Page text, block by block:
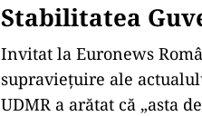
Stabilitatea
Invitat la Euronews Rom
supraviețuire ale
UDMR a arătat că „asta